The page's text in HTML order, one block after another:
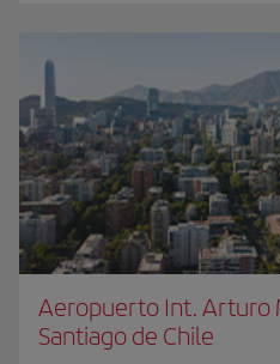
Aeropuerto Int. Arturo
Santiago de Chile